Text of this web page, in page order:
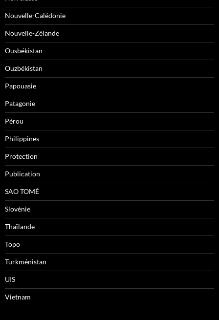
Nouvelle-Calédonie
Nouvelle-Zélande
Ousbékistan
Ouzbékistan
Papouasie
Patagonie
Pérou
Philippines
Protection
Publication
SAO TOMÉ
Slovénie
Thaïlande
Topo
Turkménistan
UIS
Vietnam